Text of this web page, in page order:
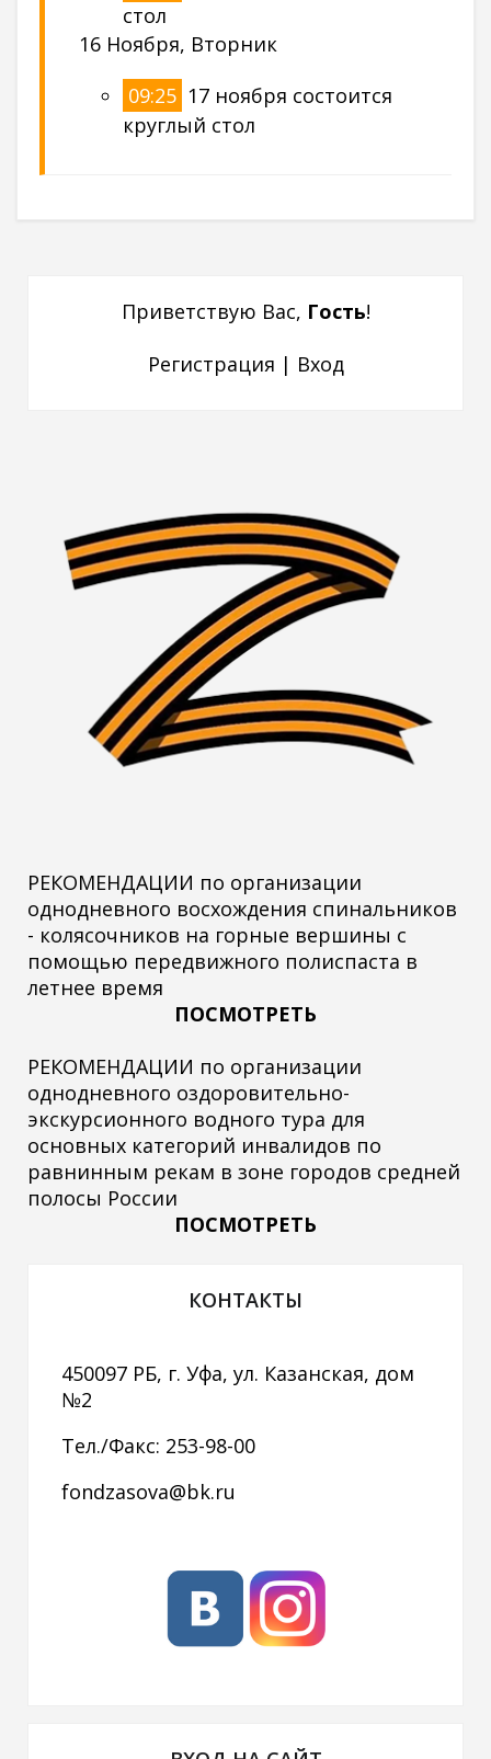
стол
16 Ноября, Вторник
09:25 17 ноября состоится
круглый стол
Приветствую Вас, Гость!
Регистрация | Вход
РЕКОМЕНДАЦИИ по организации
однодневного восхождения спинальников
- колясочников на горные вершины с
помощью передвижного полиспаста в
летнее время
ПОСМОТРЕТЬ
РЕКОМЕНДАЦИИ по организации
однодневного оздоровительно-
экскурсионного водного тура для
основных категорий инвалидов по
равнинным рекам в зоне городов средней
полосы России
ПОСМОТРЕТЬ
КОНТАКТЫ
450097 РБ, г. Уфа, ул. Казанская, дом
№2
Тел./Факс: 253-98-00
fondzasova@bk.ru